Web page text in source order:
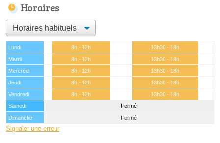
Horaires
Lundi 8h - 12h
13h30 - 18h
Mardi
8h - 12h
13h30 - 18h
Mercredi
8h - 12h
13h30 - 18h
Jeudi
8h - 12h
13h30 - 18h
Vendredi
8h - 12h
13h30 - 18h
Samedi
Fermé
Dimanche
Fermé
Signaler une erreur